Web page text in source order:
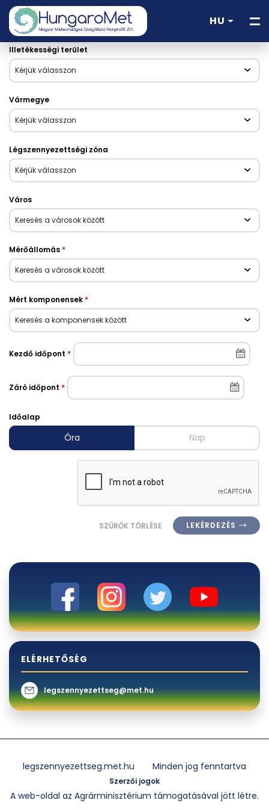
HU
ELÉRHETŐSÉG
legszennyezettseg@met.hu
Illetékességi terület
Kérjük válasszon
Vármegye
Kérjük válasszon
Légszennyezettségi zóna
Kérjük válasszon
Város
Keresés a városok között
Mérőállomás *
Keresés a városok között
Mért komponensek *
Keresés a komponensek között
Kezdő időpont *
Záró időpont *
Időalap
Óra Nap
SZŰRŐK TÖRLÉSE LEKÉRDEZÉS
legszennyezettseg.met.hu Minden jog fenntartva
Szerzői jogok
A web-oldal az Agrárminisztérium támogatásával jött létre.